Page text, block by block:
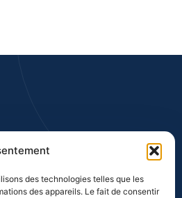
des technologies telles que les
des appareils. Le fait de consentir